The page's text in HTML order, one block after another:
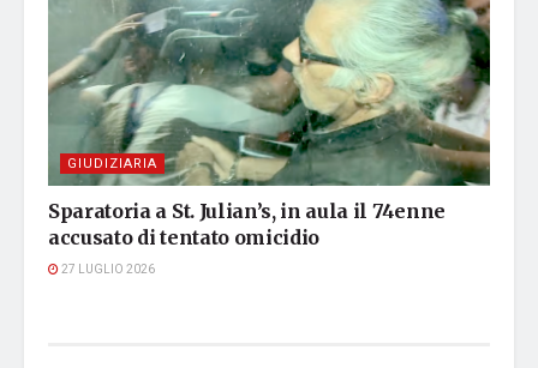
GIUDIZIARIA
Sparatoria a St. Julian’s, in aula il 74enne
accusato di tentato omicidio
27 LUGLIO 2026